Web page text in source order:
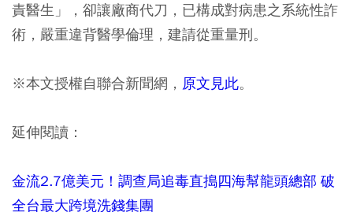
責醫生」，卻讓廠商代刀，已構成對病患之系統性詐
術，嚴重違背醫學倫理，建請從重量刑。
※本文授權自聯合新聞網， 原文見此。
延伸閱讀：
金流2.7億美元！調查局追毒直搗四海幫龍頭總部 破
全台最大跨境洗錢集團